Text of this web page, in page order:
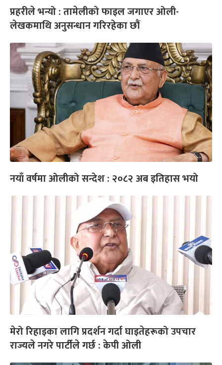
प्रहरीले भन्यो : तामेलीको फाइल जगाएर ओली-
लेखकमाथि अनुसन्धान गरिरहेका छौं
नयाँ वर्षमा ओलीको सन्देश : २०८२ अब इतिहास भयो
मेरो रिहाइका लागि प्रदर्शन गर्दा घाइतेहरूको उपचार
राज्यले नगरे पार्टीले गर्छ : केपी ओली